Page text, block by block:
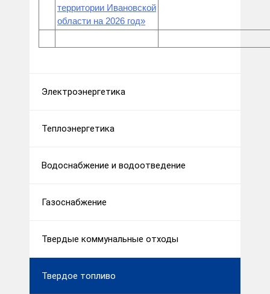
территории Ивановской
области на 2026 год»
Электроэнергетика
Теплоэнергетика
Водоснабжение и водоотведение
Газоснабжение
Твердые коммунальные отходы
Твердое топливо